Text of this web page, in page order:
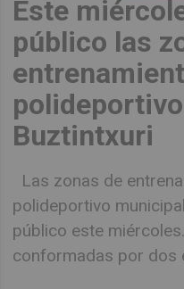
Este
público las
Buztintxuri
Las zonas de
polideportivo
público este
conformadas por dos